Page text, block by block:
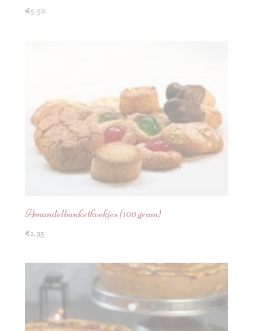
€5.50
Amandelbanketkoekjes (100 gram)
€2.95